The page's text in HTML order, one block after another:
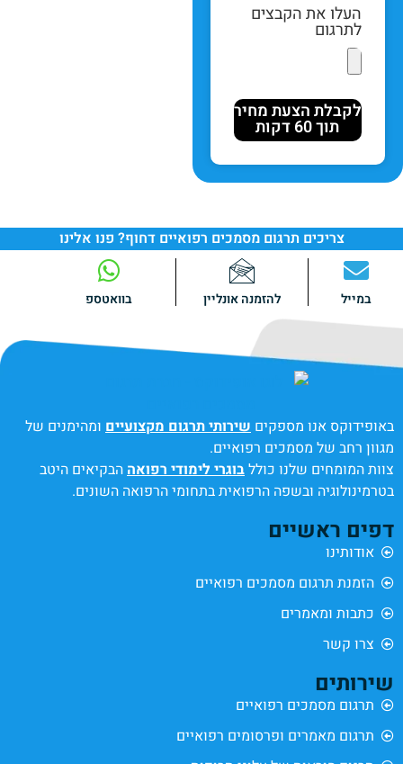
העלו את הקבצים
לתרגום
לקבלת הצעת מחיר
תוך 60 דקות
צריכים תרגום מסמכים רפואיים דחוף? פנו אלינו
במייל להזמנה אונליין בוואטספ
באופידוקס אנו מספקים שירותי תרגום מקצועיים ומהימנים של
מגוון רחב של מסמכים רפואיים.
צוות המומחים שלנו כוללבוגרי לימודי רפואההבקיאים היטב
בטרמינולוגיה ובשפה הרפואית בתחומי הרפואה השונים.
דפים ראשיים
אודותינו
הזמנת תרגום מסמכים רפואיים
כתבות ומאמרים
צרו קשר
שירותים
תרגום מסמכים רפואיים
תרגום מאמרים ופרסומים רפואיים